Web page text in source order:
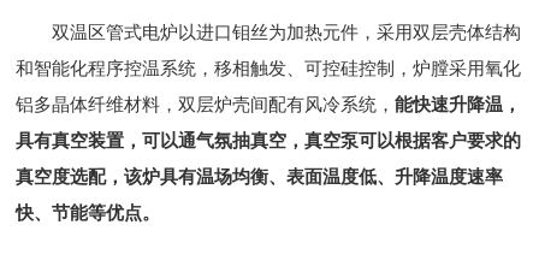
双温区管式电炉以进口钼丝为加热元件，采用双层壳体结构
和智能化程序控温系统，移相触发、可控硅控制，炉膛采用氧化
铝多晶体纤维材料，双层炉壳间配有风冷系统，能快速升降温，
具有真空装置，可以通气氛抽真空，真空泵可以根据客户要求的
真空度选配，该炉具有温场均衡、表面温度低、升降温度速率
快、节能等优点。